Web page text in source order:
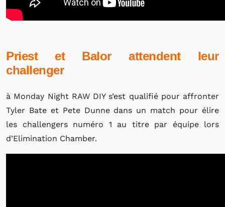
Priest et Balor attendent leur
challenger
à Monday Night RAW DIY s’est qualifié pour affronter
Tyler Bate et Pete Dunne dans un match pour élire
les challengers numéro 1 au titre par équipe lors
d’Elimination Chamber.